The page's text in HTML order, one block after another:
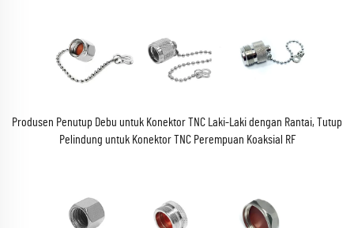
Produsen Penutup Debu untuk Konektor TNC Laki-Laki dengan Rantai, Tutup
Pelindung untuk Konektor TNC Perempuan Koaksial RF